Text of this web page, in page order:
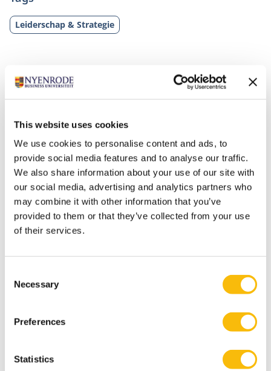
This website uses cookies
We use cookies to personalise content and ads, to
provide social media features and to analyse our traffic.
We also share information about your use of our site with
our social media, advertising and analytics partners who
may combine it with other information that you’ve
provided to them or that they’ve collected from your use
of their services.
Selection
Necessary
Preferences
Statistics
Leiderschap & Strategie
Gerelateerde opleidingen
Collegereeks Excellent Leiderschap
7 september 2026, 3 november 2026, 26 januari
2027, 10 mei 2027